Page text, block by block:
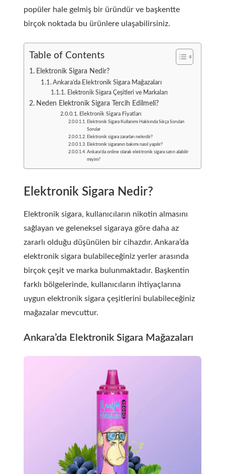
popüler hale gelmiş bir üründür ve başkentte
birçok noktada bu ürünlere ulaşabilirsiniz.
Table of Contents
Elektronik Sigara Nedir?
Ankara’da Elektronik Sigara Mağazaları
Elektronik Sigara Çeşitleri ve Markaları
Neden Elektronik Sigara Tercih Edilmeli?
Elektronik Sigara Fiyatları
Elektronik Sigara Kullanımı Hakkında Sıkça Sorulan
Sorular
Elektronik sigara zararları nelerdir?
Elektronik sigaranın bakımı nasıl yapılır?
Ankara’da online olarak elektronik sigara satın alabilir
miyim?
Elektronik Sigara Nedir?
Elektronik sigara, kullanıcıların nikotin almasını
sağlayan ve geleneksel sigaraya göre daha az
zararlı olduğu düşünülen bir cihazdır. Ankara’da
elektronik sigara bulabileceğiniz yerler arasında
birçok çeşit ve marka bulunmaktadır. Başkentin
farklı bölgelerinde, kullanıcıların ihtiyaçlarına
uygun elektronik sigara çeşitlerini bulabileceğiniz
mağazalar mevcuttur.
Ankara’da Elektronik Sigara Mağazaları